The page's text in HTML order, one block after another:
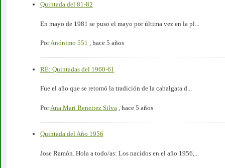
Quintada del 81-82
En mayo de 1981 se puso el mayo por última vez en la pl...
PorAnónimo 551 , hace 5 años
RE: Quintadas del 1960-61
Fue el año que se retomó la tradición de la cabalgata d...
PorAna Mari Beneitez Silva hace 5 años
Quintada del Año 1956
Jose Ramón. Hola a todo/as: Los nacidos en el año 1956,...